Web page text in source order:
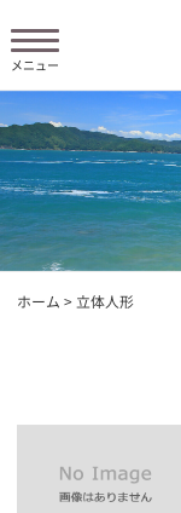
ホーム > 立体人形